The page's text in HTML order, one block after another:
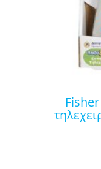
fisher price laugh & learn